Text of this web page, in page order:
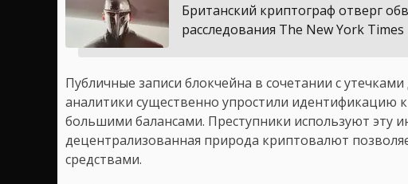
Британский криптограф отверг
расследования The New York Times
Публичные записи блокчейна в сочетании с
аналитики существенно упростили идентификацию
большими балансами. Преступники используют эту
децентрализованная природа криптовалют
средствами.